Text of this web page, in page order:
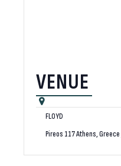
VENUE
FLOYD
Pireos 117Athens,Greece